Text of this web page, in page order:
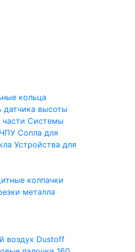
кольца
датчика высоты
Системы
Сопла для
Устройства для
колпачки
металла
воздух Dustoff